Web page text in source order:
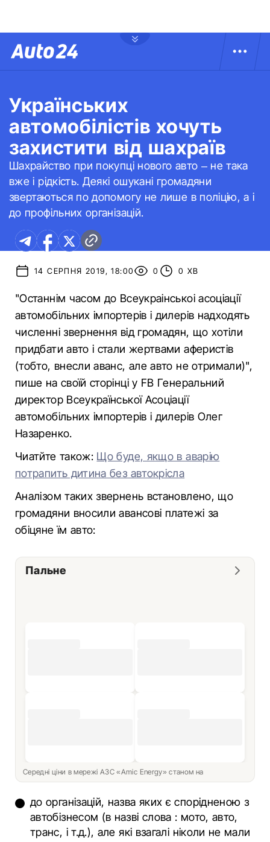
Українських
автомобілістів хочуть
захистити від шахраїв
Шахрайство при покупці нового авто – не така
вже і рідкість. Деякі ошукані громадяни
звертаються по допомогу не лише в поліцію, а і
до профільних організацій.
14 СЕРПНЯ 2019, 18:00 0 0 ХВ
"Останнім часом до Всеукраінськоі асоціації
автомобільних імпортерів і дилерів надходять
численні звернення від громадян, що хотіли
придбати авто і стали жертвами аферистів
(тобто, внесли аванс, але авто не отримали)",
пише на своїй сторінці у FB Генеральний
директор Всеукраїнської Асоціації
автомобільних імпортерів і дилерів Олег
Назаренко.
Чиатйте також: Що буде, якщо в аварію
потрапить дитина без автокрісла
Аналізом таких звернень встановлено, що
громадяни вносили авансові платежі за
обіцяне їм авто:
Пальне
Середні ціни в мережі АЗС «Amic Energy» станом на
до організацій, назва яких є спорідненою з
автобізнесом (в назві слова : мото, авто,
транс, і т.д.), але які взагалі ніколи не мали